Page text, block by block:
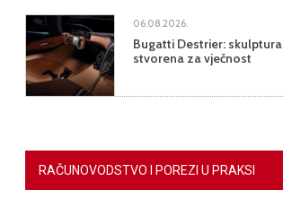
06.08.2026.
Bugatti Destrier: skulptura
stvorena za vječnost
RAČUNOVODSTVO I POREZI U PRAKSI